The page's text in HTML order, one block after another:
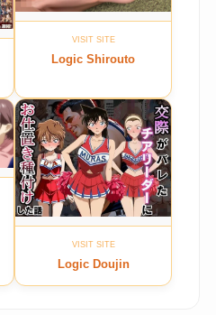
VISIT SITE
Logic Shirouto
VISIT SITE
Logic Doujin